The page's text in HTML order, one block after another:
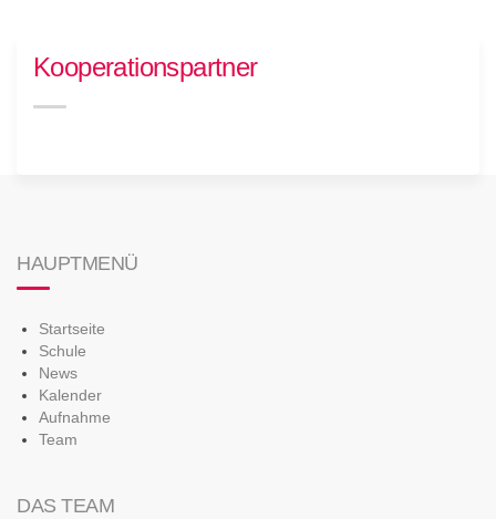
Kooperationspartner
HAUPTMENÜ
Startseite
Schule
News
Kalender
Aufnahme
Team
DAS TEAM